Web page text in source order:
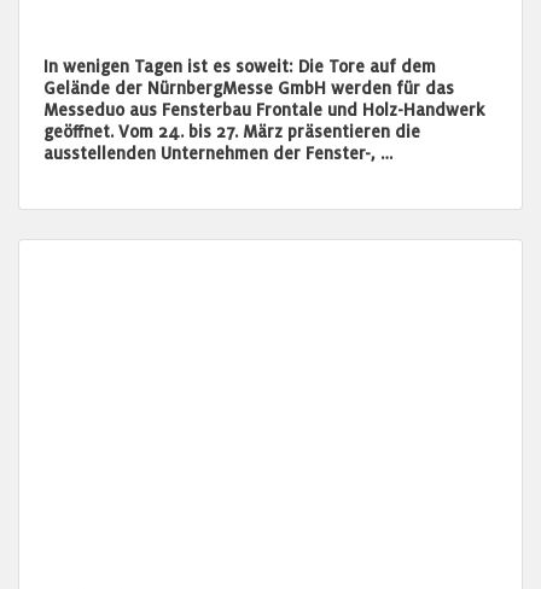
In wenigen Tagen ist es soweit: Die Tore auf dem
Gelände der NürnbergMesse GmbH werden für das
Messeduo aus Fensterbau Frontale und Holz-Handwerk
geöffnet. Vom 24. bis 27. März präsentieren die
ausstellenden Unternehmen der Fenster-, …